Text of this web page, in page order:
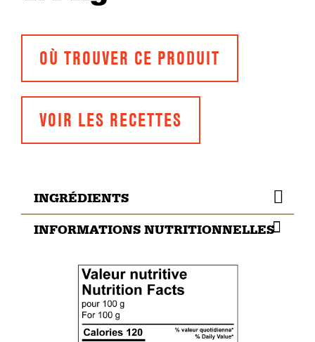
OÙ TROUVER CE PRODUIT
VOIR LES RECETTES
INGRÉDIENTS
Noix de ronde de bœuf.
INFORMATIONS NUTRITIONNELLES